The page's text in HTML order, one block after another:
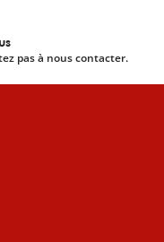
pas à nous contacter.